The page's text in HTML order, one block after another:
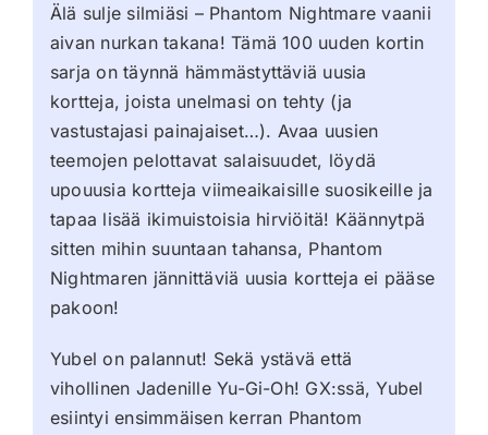
Älä sulje silmiäsi – Phantom Nightmare vaanii
aivan nurkan takana! Tämä 100 uuden kortin
sarja on täynnä hämmästyttäviä uusia
kortteja, joista unelmasi on tehty (ja
vastustajasi painajaiset…). Avaa uusien
teemojen pelottavat salaisuudet, löydä
upouusia kortteja viimeaikaisille suosikeille ja
tapaa lisää ikimuistoisia hirviöitä! Käännytpä
sitten mihin suuntaan tahansa, Phantom
Nightmaren jännittäviä uusia kortteja ei pääse
pakoon!
Yubel on palannut! Sekä ystävä että
vihollinen Jadenille Yu-Gi-Oh! GX:ssä, Yubel
esiintyi ensimmäisen kerran Phantom